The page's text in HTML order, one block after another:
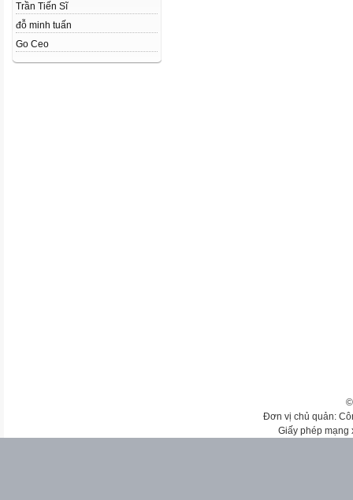
Trần Tiến Sĩ
đỗ minh tuấn
Go Ceo
Đơn vị chủ quản:
Giấy phép mạng